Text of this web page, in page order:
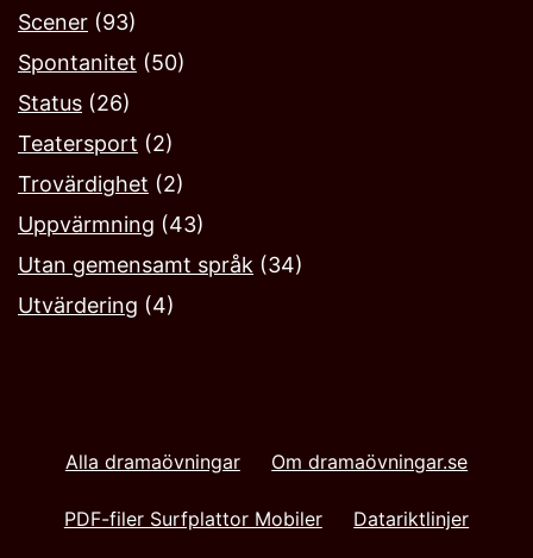
Scener (93)
Spontanitet (50)
Status (26)
Teatersport (2)
Trovärdighet (2)
Uppvärmning (43)
Utan gemensamt språk (34)
Utvärdering (4)
Alla dramaövningar Om dramaövningar.se
PDF-filer Surfplattor Mobiler Datariktlinjer